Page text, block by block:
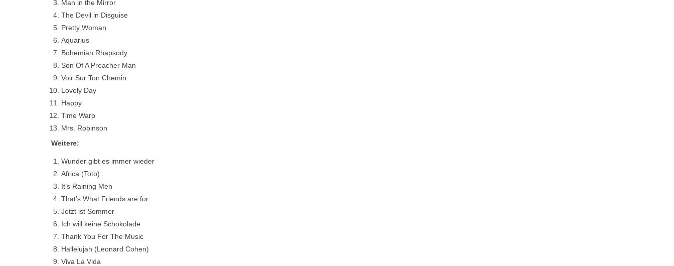
Man in the Mirror
The Devil in Disguise
Pretty Woman
Aquarius
Bohemian Rhapsody
Son Of A Preacher Man
Voir Sur Ton Chemin
Lovely Day
Happy
Time Warp
Mrs. Robinson
Weitere:
Wunder gibt es immer wieder
Africa (Toto)
It’s Raining Men
That’s What Friends are for
Jetzt ist Sommer
Ich will keine Schokolade
Thank You For The Music
Hallelujah (Leonard Cohen)
Viva La Vida